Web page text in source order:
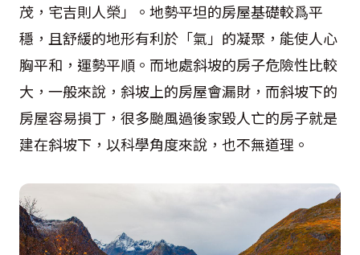
茂，宅吉則人榮」。地勢平坦的房屋基礎較爲平
穩，且舒緩的地形有利於「氣」的凝聚，能使人心
胸平和，運勢平順。而地處斜坡的房子危險性比較
大，一般來說，斜坡上的房屋會漏財，而斜坡下的
房屋容易損丁，很多颱風過後家毀人亡的房子就是
建在斜坡下，以科學角度來說，也不無道理。